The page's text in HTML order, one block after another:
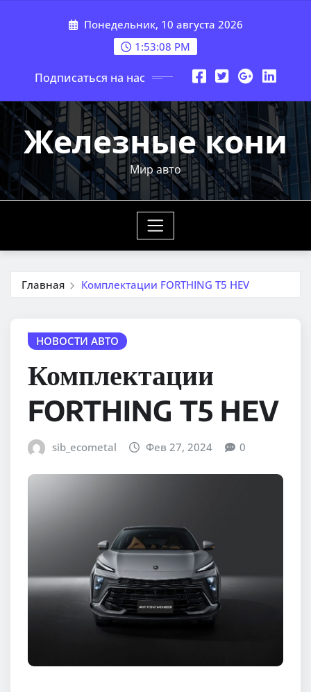
Понедельник, 10 августа 2026
1:53:09 PM
Подписаться на нас
Железные кони
Мир авто
Главная Комплектации FORTHING T5 HEV
НОВОСТИ АВТО
Комплектации
FORTHING T5 HEV
sib_ecometal Фев 27, 2024 0